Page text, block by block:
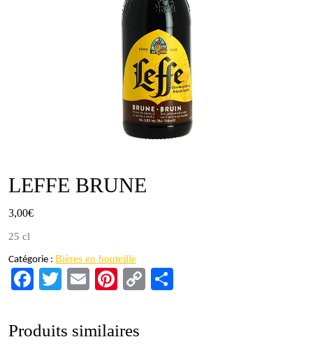
LEFFE BRUNE
3,00€
25 cl
Catégorie : Bières en bouteille
Fa
bo
T
tte
E
ail
Pi
er
C
Produits similaires